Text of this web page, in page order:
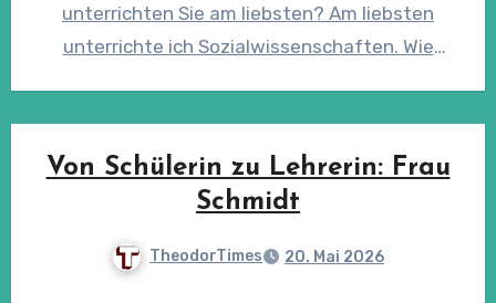
unterrichten Sie am liebsten? Am liebsten
unterrichte ich Sozialwissenschaften. Wie
Von Schülerin zu Lehrerin: Frau
Schmidt
TheodorTimes 20. Mai 2026